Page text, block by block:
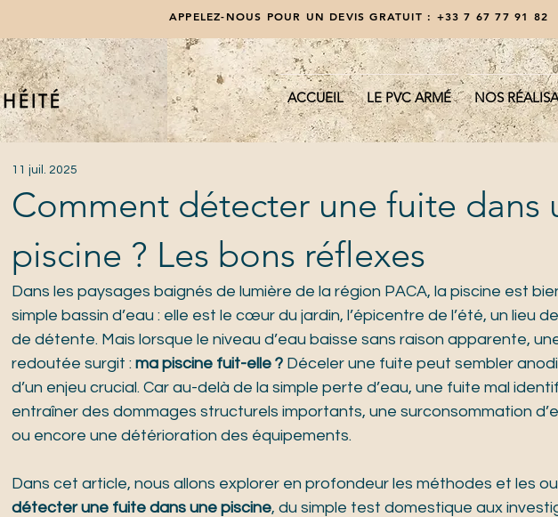
APPELEZ-NOUS POUR UN DEVIS GRATUIT : +33 7 67 77 91 82
ACCUEIL LE PVC ARMÉ NOS
Comment détecter une fuite dans
piscine ? Les bons réflexes
11 juil. 2025
Dans les paysages baignés de lumière de la région PACA, la piscine est
simple bassin d’eau : elle est le cœur du jardin, l’épicentre de l’été, un lieu
de détente. Mais lorsque le niveau d’eau baisse sans raison apparente,
redoutée surgit : ma piscine fuit-elle ? Déceler une fuite peut sembler
d’un enjeu crucial. Car au-delà de la simple perte d’eau, une fuite mal
entraîner des dommages structurels importants, une surconsommation
ou encore une détérioration des équipements.
Dans cet article, nous allons explorer en profondeur les méthodes et les
détecter une fuite dans une piscine, du simple test domestique aux